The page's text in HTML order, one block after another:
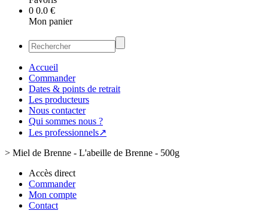
0 0.0 €
Mon panier
Accueil
Commander
Dates & points de retrait
Les producteurs
Nous contacter
Qui sommes nous ?
Les professionnels↗
> Miel de Brenne - L'abeille de Brenne - 500g
Accès direct
Commander
Mon compte
Contact